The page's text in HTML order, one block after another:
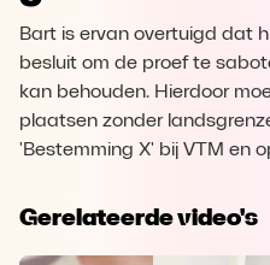
Bart is ervan overtuigd dat
besluit om de proef te
kan behouden. Hierdoor
plaatsen zonder
'Bestemming X' bij VTM en
Gerelateerde video's